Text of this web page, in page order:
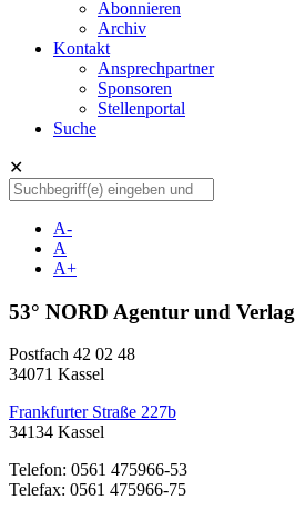
Abonnieren
Archiv
Kontakt
Ansprechpartner
Sponsoren
Stellenportal
Suche
✕
A-
A
A+
53° NORD Agentur und Verlag
Postfach 42 02 48
34071 Kassel
Frankfurter Straße 227b
34134 Kassel
Telefon: 0561 475966-53
Telefax: 0561 475966-75